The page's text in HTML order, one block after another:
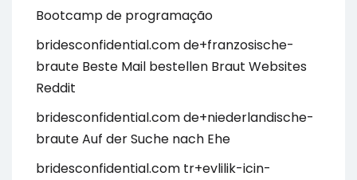
Bootcamp de programação
bridesconfidential.com de+franzosische-
braute Beste Mail bestellen Braut Websites
Reddit
bridesconfidential.com de+niederlandische-
braute Auf der Suche nach Ehe
bridesconfidential.com tr+evlilik-icin-